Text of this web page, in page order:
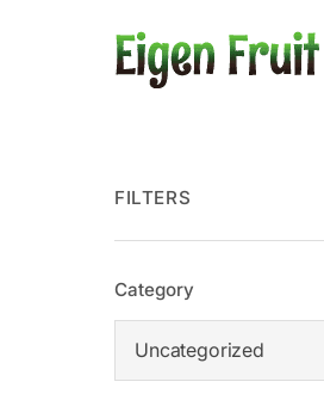
FILTERS
Category
Uncategorized